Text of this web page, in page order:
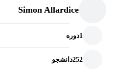
Simon Allardice
1دوره
252دانشجو